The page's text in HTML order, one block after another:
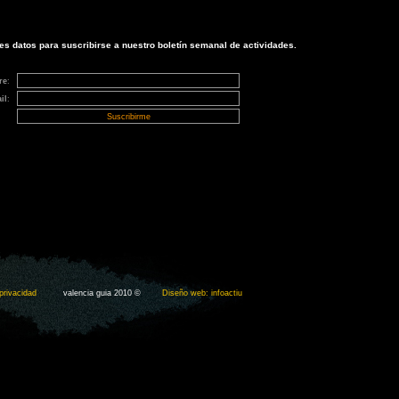
datos para suscribirse a nuestro boletín semanal de actividades.
:
:
valencia guia 2010 © Diseño web: infoactiu